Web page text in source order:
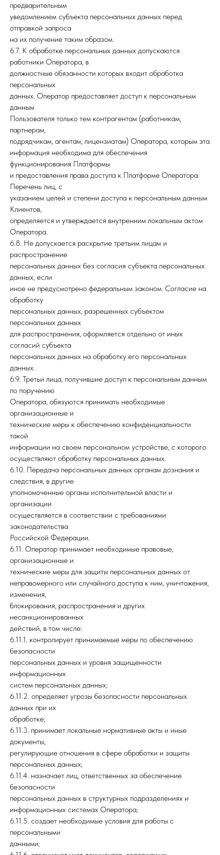
предварительным
уведомлением субъекта персональных данных перед
отправкой запроса
на их получение таким образом.
6.7. К обработке персональных данных допускаются
работники Оператора, в
должностные обязанности которых входит обработка
персональных
данных. Оператор предоставляет доступ к персональным
данным
Пользователя только тем контрагентам (работникам,
партнерам,
подрядчикам, агентам, лицензиатам) Оператора, которым эта
информация необходима для обеспечения
функционирования Платформы
и предоставления права доступа к Платформе Оператора.
Перечень лиц, с
указанием целей и степени доступа к персональным данным
Клиентов,
определяется и утверждается внутренним локальным актом
Оператора.
6.8. Не допускается раскрытие третьим лицам и
распространение
персональных данных без согласия субъекта персональных
данных, если
иное не предусмотрено федеральным законом. Согласие на
обработку
персональных данных, разрешенных субъектом
персональных данных
для распространения, оформляется отдельно от иных
согласий субъекта
персональных данных на обработку его персональных
данных.
6.9. Третьи лица, получившие доступ к персональным данным
по поручению
Оператора, обязуются принимать необходимые
организационные и
технические меры к обеспечению конфиденциальности
такой
информации на своем персональном устройстве, с которого
осуществляют обработку персональных данных.
6.10. Передача персональных данных органам дознания и
следствия, в другие
уполномоченные органы исполнительной власти и
организации
осуществляется в соответствии с требованиями
законодательства
Российской Федерации.
6.11. Оператор принимает необходимые правовые,
организационные и
технические меры для защиты персональных данных от
неправомерного или случайного доступа к ним, уничтожения,
изменения,
блокирования, распространения и других
несанкционированных
действий, в том числе:
6.11.1. контролирует принимаемые меры по обеспечению
безопасности
персональных данных и уровня защищенности
информационных
систем персональных данных;
6.11.2. определяет угрозы безопасности персональных
данных при их
обработке;
6.11.3. принимает локальные нормативные акты и иные
документы,
регулирующие отношения в сфере обработки и защиты
персональных данных;
6.11.4. назначает лиц, ответственных за обеспечение
безопасности
персональных данных в структурных подразделениях и
информационных системах Оператора;
6.11.5. создает необходимые условия для работы с
персональными
данными;